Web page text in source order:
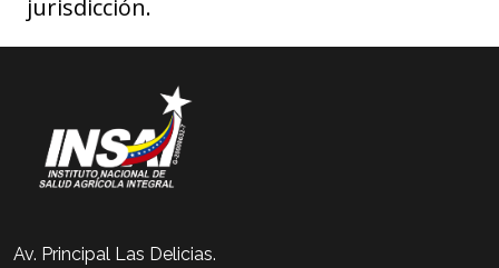
jurisdicción.
Av. Principal Las Delicias.